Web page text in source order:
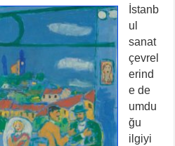
İstanb
ul
sanat
çevrel
erind
e de
umdu
ğu
ilgiyi